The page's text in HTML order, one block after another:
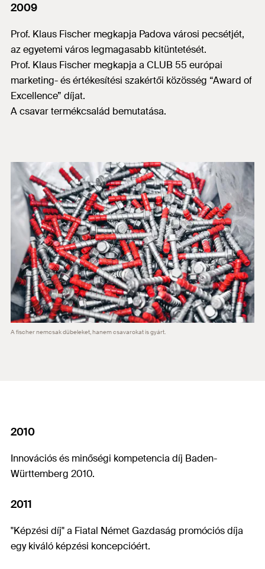
2009
Prof. Klaus Fischer megkapja Padova városi pecsétjét,
az egyetemi város legmagasabb kitüntetését.
Prof. Klaus Fischer megkapja a CLUB 55 európai
marketing- és értékesítési szakértői közösség “Award of
Excellence” díjat.
A csavar termékcsalád bemutatása.
A fischer nemcsak dübeleket, hanem csavarokat is gyárt.
2010
Innovációs és minőségi kompetencia díj Baden-
Württemberg 2010.
2011
"Képzési díj" a Fiatal Német Gazdaság promóciós díja
egy kiváló képzési koncepcióért.